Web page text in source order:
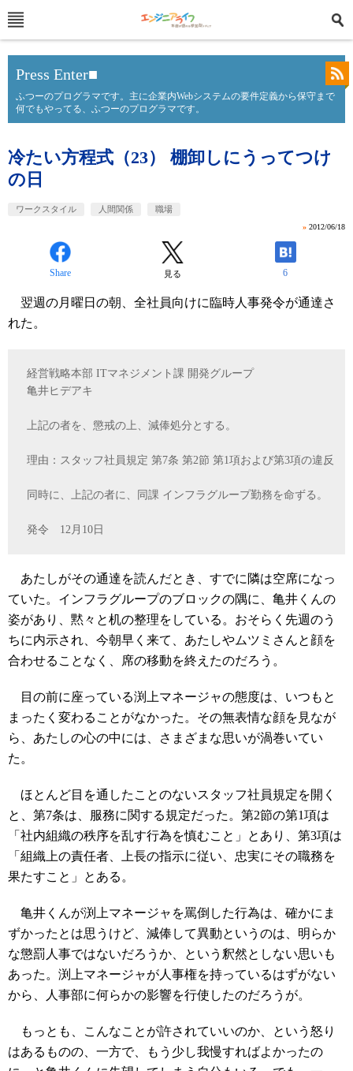
Press Enter■
ふつーのプログラマです。主に企業内Webシステムの要件定義から保守まで
何でもやってる、ふつーのプログラマです。
冷たい方程式（23） 棚卸しにうってつけ
の日
ワークスタイル 人間関係 職場
» 2012/06/18
Share 見る 6
翌週の月曜日の朝、全社員向けに臨時人事発令が通達さ
れた。
経営戦略本部 ITマネジメント課 開発グループ
亀井ヒデアキ
上記の者を、懲戒の上、減俸処分とする。
理由：スタッフ社員規定 第7条 第2節 第1項および第3項の違反
同時に、上記の者に、同課 インフラグループ勤務を命ずる。
発令 12月10日
あたしがその通達を読んだとき、すでに隣は空席になっ
ていた。インフラグループのブロックの隅に、亀井くんの
姿があり、黙々と机の整理をしている。おそらく先週のう
ちに内示され、今朝早く来て、あたしやムツミさんと顔を
合わせることなく、席の移動を終えたのだろう。
目の前に座っている渕上マネージャの態度は、いつもと
まったく変わることがなかった。その無表情な顔を見なが
ら、あたしの心の中には、さまざまな思いが渦巻いてい
た。
ほとんど目を通したことのないスタッフ社員規定を開く
と、第7条は、服務に関する規定だった。第2節の第1項は
「社内組織の秩序を乱す行為を慎むこと」とあり、第3項は
「組織上の責任者、上長の指示に従い、忠実にその職務を
果たすこと」とある。
亀井くんが渕上マネージャを罵倒した行為は、確かにま
ずかったとは思うけど、減俸して異動というのは、明らか
な懲罰人事ではないだろうか、という釈然としない思いも
あった。渕上マネージャが人事権を持っているはずがない
から、人事部に何らかの影響を行使したのだろうが。
もっとも、こんなことが許されていいのか、という怒り
はあるものの、一方で、もう少し我慢すればよかったの